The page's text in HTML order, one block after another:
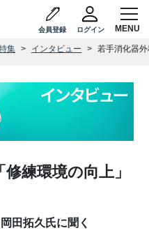
会員登録 ログイン
集 インタビュー 若手消化器
練環境の向上」
田拓久氏に聞く